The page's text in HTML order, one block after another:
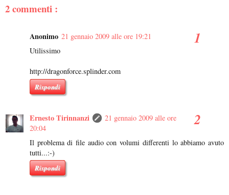
2 commenti :
Anonimo 21 gennaio 2009 alle ore 19:21
Utilissimo
http://dragonforce.splinder.com
Rispondi
Ernesto Tirinnanzi
21 gennaio 2009 alle ore
20:04
Il problema di file audio con volumi differenti lo abbiamo avuto
tutti...:-)
Rispondi